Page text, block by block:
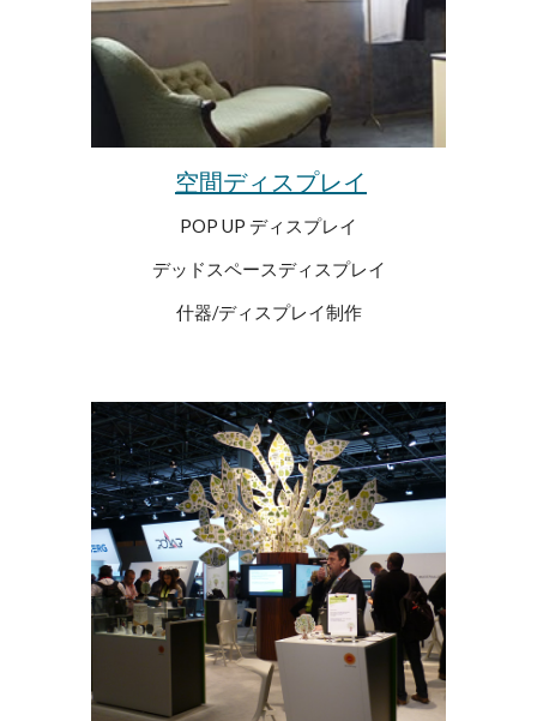
空間ディスプレイ
POP UP ディスプレイ
デッドスペースディスプレイ
什器/ディスプレイ制作